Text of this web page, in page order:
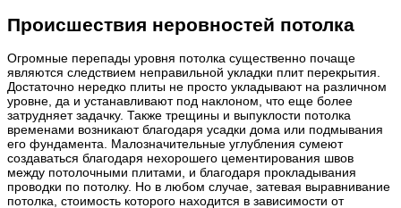
Происшествия неровностей потолка
Огромные перепады уровня потолка существенно почаще
являются следствием неправильной укладки плит перекрытия.
Достаточно нередко плиты не просто укладывают на различном
уровне, да и устанавливают под наклоном, что еще более
затрудняет задачку. Также трещины и выпуклости потолка
временами возникают благодаря усадки дома или подмывания
его фундамента. Малозначительные углубления сумеют
создаваться благодаря нехорошего цементирования швов
между потолочными плитами, и благодаря прокладывания
проводки по потолку. Но в любом случае, затевая выравнивание
потолка, стоимость которого находится в зависимости от